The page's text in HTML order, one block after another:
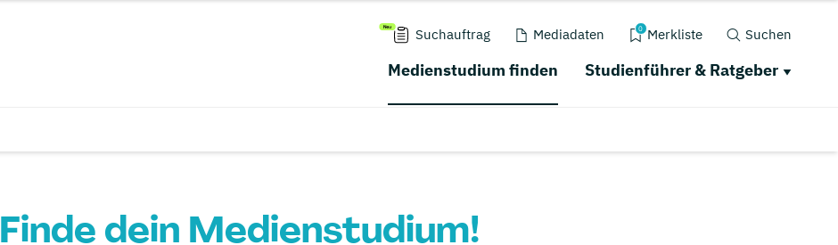
Suchauftrag Mediadaten 0 Merkliste Suchen
Medienstudium finden Studienführer & Ratgeber
Finde dein Medienstudium!